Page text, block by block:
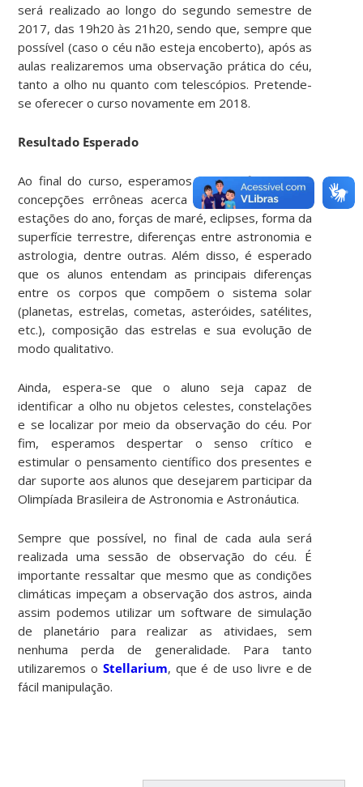
será realizado ao longo do segundo semestre de
2017, das 19h20 às 21h20, sendo que, sempre que
possível (caso o céu não esteja encoberto), após as
aulas realizaremos uma observação prática do céu,
tanto a olho nu quanto com telescópios. Pretende-
se oferecer o curso novamente em 2018.
Resultado Esperado
Ao final do curso, esperamos desmistificar certas
concepções errôneas acerca de temas como as
estações do ano, forças de maré, eclipses, forma da
superfície terrestre, diferenças entre astronomia e
astrologia, dentre outras. Além disso, é esperado
que os alunos entendam as principais diferenças
entre os corpos que compõem o sistema solar
(planetas, estrelas, cometas, asteróides, satélites,
etc.), composição das estrelas e sua evolução de
modo qualitativo.
Ainda, espera-se que o aluno seja capaz de
identificar a olho nu objetos celestes, constelações
e se localizar por meio da observação do céu. Por
fim, esperamos despertar o senso crítico e
estimular o pensamento científico dos presentes e
dar suporte aos alunos que desejarem participar da
Olimpíada Brasileira de Astronomia e Astronáutica.
Sempre que possível, no final de cada aula será
realizada uma sessão de observação do céu. É
importante ressaltar que mesmo que as condições
climáticas impeçam a observação dos astros, ainda
assim podemos utilizar um software de simulação
de planetário para realizar as atividaes, sem
nenhuma perda de generalidade. Para tanto
utilizaremos o Stellarium, que é de uso livre e de
fácil manipulação.